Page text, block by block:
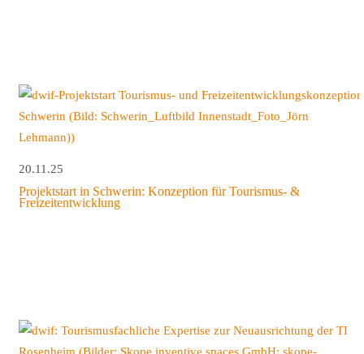
20.11.25
Projektstart in Schwerin: Konzeption für Tourismus- &
Freizeitentwicklung